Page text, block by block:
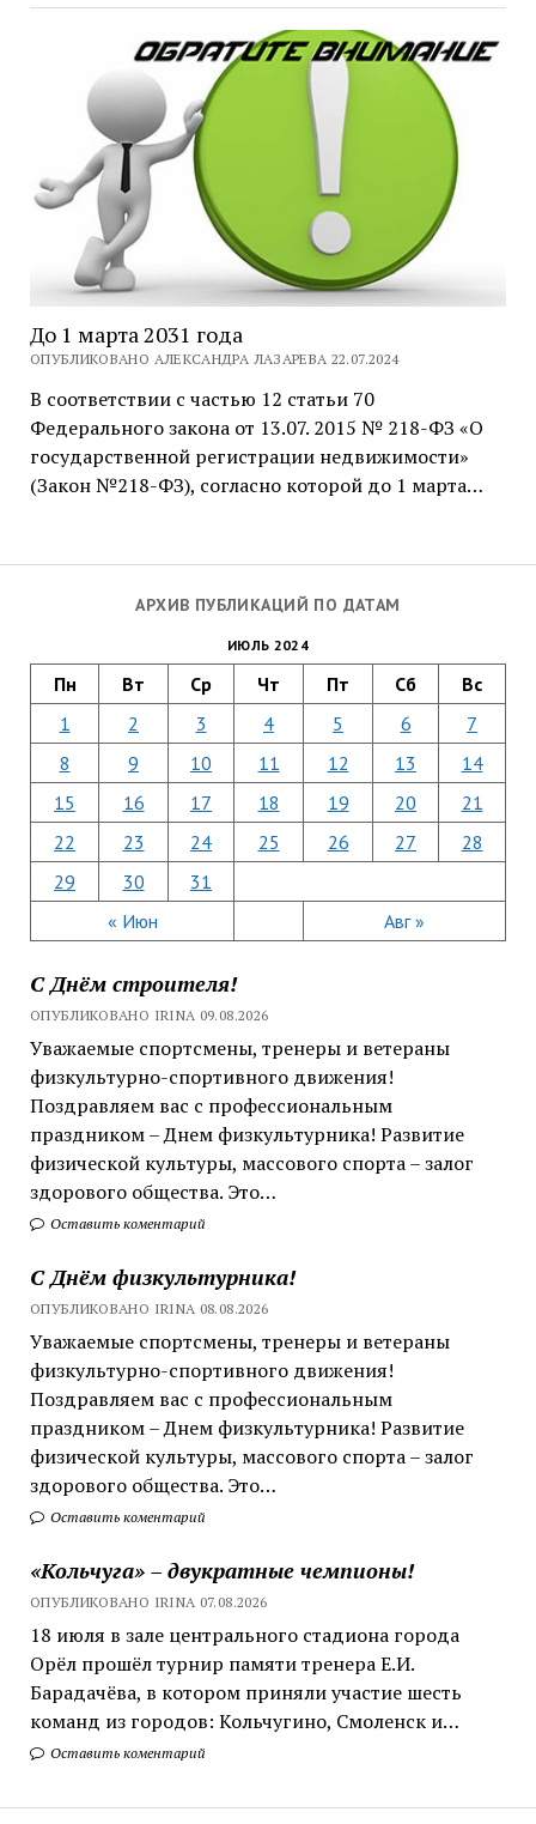
АРХИВ ПУБЛИКАЦИЙ ПО ДАТАМ
ИЮЛЬ 2024
Пн Вт Ср Чт Пт Сб Вс
« Июн Авг »
1 2 3 4 5 6
7
8
9 10 11 12 13
14
15
16 17 18 19 20
21
22
23 24 25 26 27
28
29
30 31
С Днём строителя!
ОПУБЛИКОВАНО IRINA 09.08.2026
Уважаемые спортсмены, тренеры и ветераны
физкультурно-спортивного движения!
Поздравляем вас с профессиональным
праздником – Днем физкультурника! Развитие
физической культуры, массового спорта – залог
здорового общества. Это…
Оставить коментарий
С Днём физкультурника!
ОПУБЛИКОВАНО IRINA 08.08.2026
Уважаемые спортсмены, тренеры и ветераны
физкультурно-спортивного движения!
Поздравляем вас с профессиональным
праздником – Днем физкультурника! Развитие
физической культуры, массового спорта – залог
здорового общества. Это…
Оставить коментарий
«Кольчуга» – двукратные чемпионы!
ОПУБЛИКОВАНО IRINA 07.08.2026
18 июля в зале центрального стадиона города
Орёл прошёл турнир памяти тренера Е.И.
Барадачёва, в котором приняли участие шесть
команд из городов: Кольчугино, Смоленск и…
Оставить коментарий
До 1 марта 2031 года
ОПУБЛИКОВАНО АЛЕКСАНДРА ЛАЗАРЕВА 22.07.2024
В соответствии с частью 12 статьи 70
Федерального закона от 13.07. 2015 № 218-ФЗ «О
государственной регистрации недвижимости»
(Закон №218-ФЗ), согласно которой до 1 марта…